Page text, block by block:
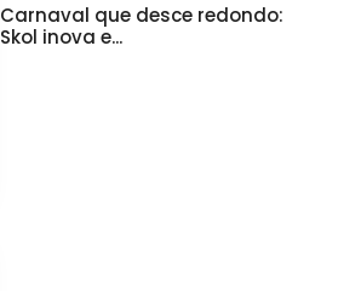
Carnaval que desce redondo:
Skol inova e...